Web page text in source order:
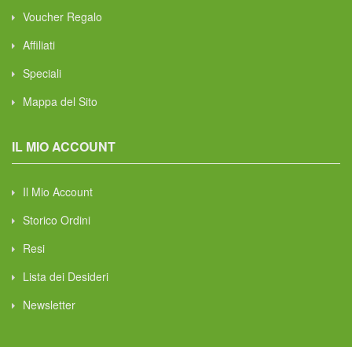
Voucher Regalo
Affiliati
Speciali
Mappa del Sito
IL MIO ACCOUNT
Il Mio Account
Storico Ordini
Resi
Lista dei Desideri
Newsletter